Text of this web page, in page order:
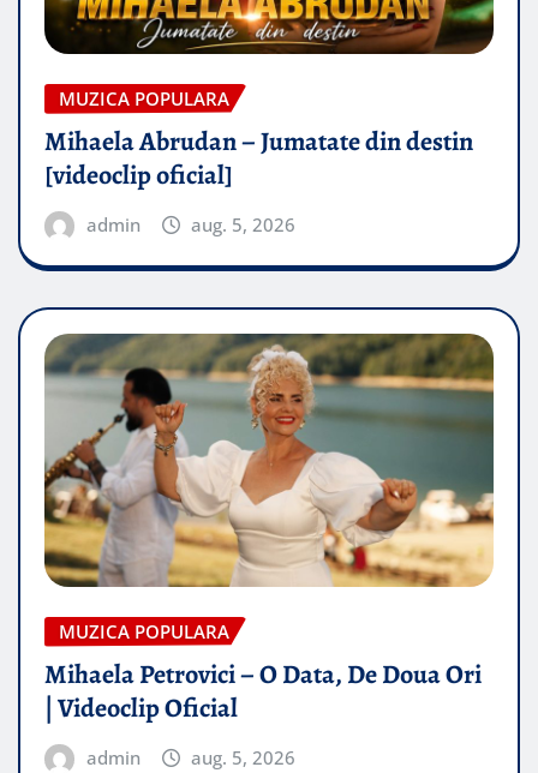
MUZICA POPULARA
Mihaela Abrudan – Jumatate din destin
[videoclip oficial]
admin aug. 5, 2026
MUZICA POPULARA
Mihaela Petrovici – O Data, De Doua Ori
| Videoclip Oficial
admin aug. 5, 2026